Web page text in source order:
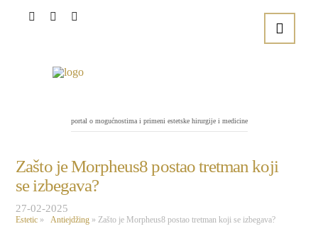
portal o mogućnostima i primeni estetske hirurgije i medicine
Zašto je Morpheus8 postao tretman koji
se izbegava?
27-02-2025
Estetic » Antiejdžing » Zašto je Morpheus8 postao tretman koji se izbegava?